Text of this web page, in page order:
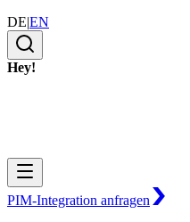
DE|EN
Hey!
PIM-Integration anfragen